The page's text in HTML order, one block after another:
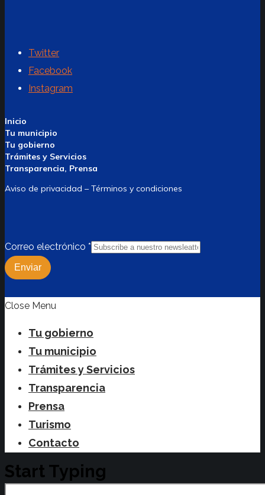
Twitter
Facebook
Instagram
Inicio
Tu municipio
Tu gobierno
Trámites y Servicios
Transparencia, Prensa
Aviso de privacidad – Términos y condiciones
Correo electrónico *
Enviar
Close Menu
Tu gobierno
Tu municipio
Trámites y Servicios
Transparencia
Prensa
Turismo
Contacto
Start Typing